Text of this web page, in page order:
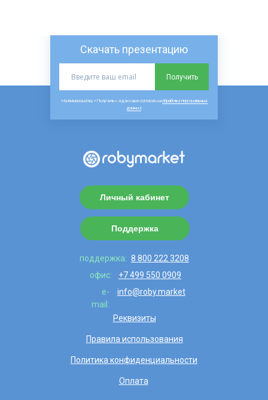
Скачать презентацию
Получить
Нажимая кнопку «Получить», я даю свое согласие наобработку персональных
данных
+7 499 550 0909
офис:
info@roby.market
e-
mail:
Личный кабинет
Поддержка
Правила использования
Политика конфиденциальности
Реквизиты
Оплата
8 800 222 3208
поддержка: